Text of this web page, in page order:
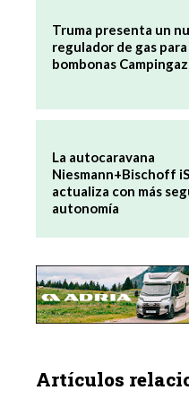
Truma presenta un
regulador de gas para
bombonas Campingaz
La autocaravana
Niesmann+Bischoff
actualiza con más
autonomía
Artículos